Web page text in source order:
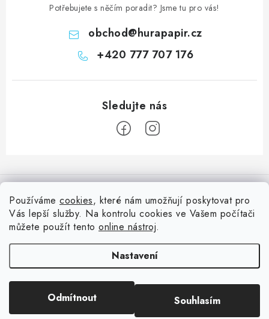
Používáme cookies, které nám umožňují poskytovat pro
Vás lepší služby. Na kontrolu cookies ve Vašem počítači
můžete použít tento online nástroj.
Nastavení
Odmítnout Souhlasím
Potřebujete s něčím poradit? Jsme tu pro vás!
obchod@hurapapir.cz
+420 777 707 176
á
Doprava
Oblíbené ♥️
Hodnocení obchodu
Nepřehlédněte
Blog s nápady a návody
Slovník pojmů, české návody
Reklamace a vrácení zboží
Vytvořil Shoptet
. Všechna práva vyhrazena.Upravit nastavení